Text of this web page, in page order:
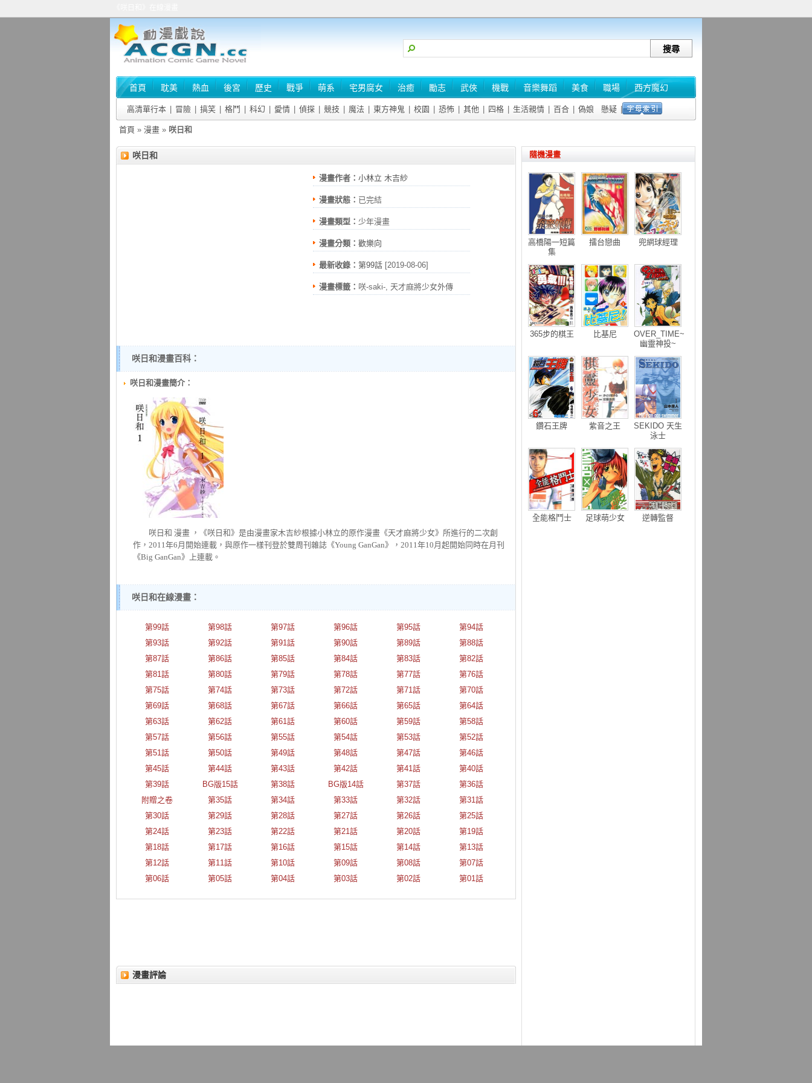
首頁 耽美 熱血 後宮 歷史 戰爭 萌系 宅男腐女 治癒 勵志 武俠 機戰 音樂舞蹈 美食 職場 西方魔幻
高清單行本 冒險 搞笑 格鬥 科幻 愛情 偵探 競技 魔法 東方神鬼 校園 恐怖 其他 四格 生活親情 百合 偽娘 懸疑
首頁 » 漫畫 » 咲日和
咲日和
漫畫作者： 小林立 木吉紗
漫畫狀態： 已完結
漫畫類型： 少年漫畫
漫畫分類： 歡樂向
最新收錄： 第99話 [2019-08-06]
漫畫標籤： 咲-saki-, 天才麻將少女外傳
咲日和漫畫百科：
咲日和漫畫簡介：
咲日和 漫畫 ，《咲日和》是由漫畫家木吉紗根據小林立的原作漫畫《天才麻將少女》所進行的二次創
作，2011年6月開始連載，與原作一樣刊登於雙周刊雜誌《Young GanGan》，2011年10月起開始同時在月刊
《Big GanGan》上連載。
咲日和在線漫畫：
第99話 第98話 第97話 第96話 第95話
第94話
第93話
第92話 第91話 第90話 第89話
第88話
第87話
第86話 第85話 第84話 第83話
第82話
第81話
第80話 第79話 第78話 第77話
第76話
第75話
第74話 第73話 第72話 第71話
第70話
第69話
第68話 第67話 第66話 第65話
第64話
第63話
第62話 第61話 第60話 第59話
第58話
第57話
第56話 第55話 第54話 第53話
第52話
第51話
第50話 第49話 第48話 第47話
第46話
第45話
第44話 第43話 第42話 第41話
第40話
第39話
BG版15話 第38話 BG版14話 第37話
第36話
附贈之卷
第35話 第34話 第33話 第32話
第31話
第30話
第29話 第28話 第27話 第26話
第25話
第24話
第23話 第22話 第21話 第20話
第19話
第18話
第17話 第16話 第15話 第14話
第13話
第12話
第11話 第10話 第09話 第08話
第07話
第06話
第05話 第04話 第03話 第02話 第01話
漫畫評論
隨機漫畫
高橋陽一短篇
集
擂台戀曲 兜網球經理
365步的棋王 比基尼
OVER_TIME~
幽靈神投~
鑽石王牌 紫音之王
SEKIDO 天生
泳士
全能格鬥士 足球萌少女 逆轉監督